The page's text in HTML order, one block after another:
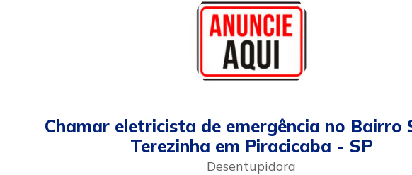
Chamar eletricista de emergência no Bairro
Terezinha em Piracicaba - SP
Desentupidora